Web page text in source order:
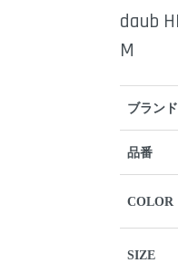
daub
M
ブランド
品番
COLOR
SIZE